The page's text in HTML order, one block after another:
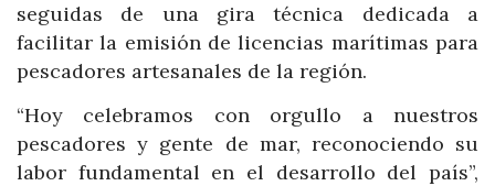
seguidas de una gira técnica dedicada a
facilitar la emisión de licencias marítimas para
pescadores artesanales de la región.
“Hoy celebramos con orgullo a nuestros
pescadores y gente de mar, reconociendo su
labor fundamental en el desarrollo del país”,